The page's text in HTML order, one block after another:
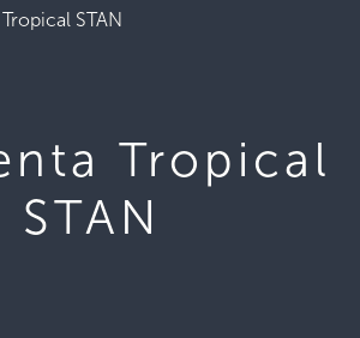
STAN
Tropical
STAN